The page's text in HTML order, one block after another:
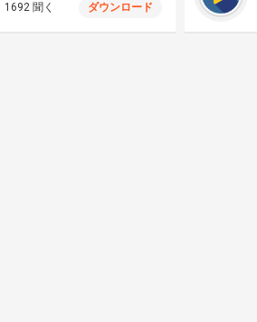
1692 聞く ダウンロード